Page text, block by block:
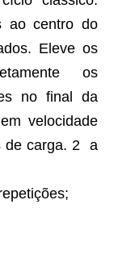
ao centro do
Eleve os
os
no final da
velocidade
de carga. 2 a